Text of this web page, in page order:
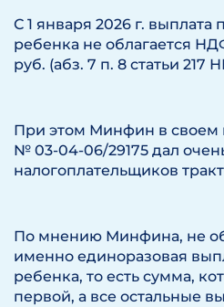
С 1 января 2026 г.
ребенка не облагается
руб. (абз. 7 п. 8 статьи 217
При этом Минфин в своем
№ 03-04-06/29175 дал
налогоплательщиков
По мнению Минфина, не
именно единоразовая
ребенка, то есть сумма,
первой, а все остальные